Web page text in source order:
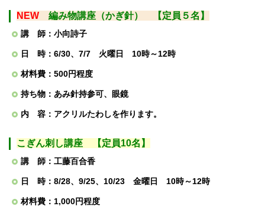
NEW 編み物講座（かぎ針） 【定員５名】
講 師：小向詩子
日 時：6/30、7/7 火曜日 10時～12時
材料費：500円程度
持ち物：あみ針持参可、眼鏡
内 容：アクリルたわしを作ります。
こぎん刺し講座 【定員10名】
講 師：工藤百合香
日 時：8/28、9/25、10/23 金曜日 10時～12時
材料費：1,000円程度